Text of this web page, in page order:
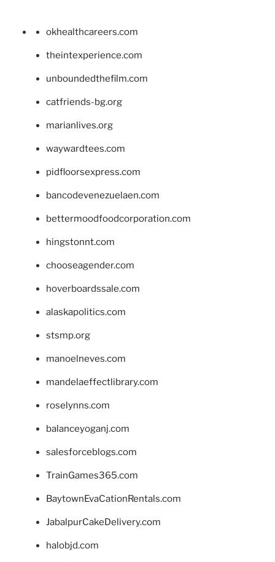
okhealthcareers.com
theintexperience.com
unboundedthefilm.com
catfriends-bg.org
marianlives.org
waywardtees.com
pidfloorsexpress.com
bancodevenezuelaen.com
bettermoodfoodcorporation.com
hingstonnt.com
chooseagender.com
hoverboardssale.com
alaskapolitics.com
stsmp.org
manoelneves.com
mandelaeffectlibrary.com
roselynns.com
balanceyoganj.com
salesforceblogs.com
TrainGames365.com
BaytownEvaCationRentals.com
JabalpurCakeDelivery.com
halobjd.com